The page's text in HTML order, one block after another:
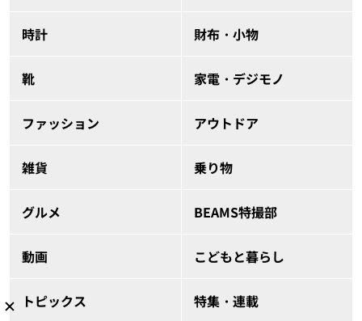
時計 財布・小物
靴 家電・デジモノ
ファッション アウトドア
雑貨 乗り物
グルメ BEAMS特撮部
動画 こどもと暮らし
トピックス 特集・連載